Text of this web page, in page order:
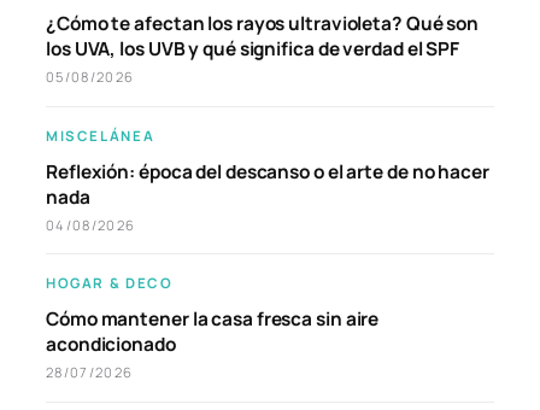
¿Cómo te afectan los rayos ultravioleta? Qué son
los UVA, los UVB y qué significa de verdad el SPF
05/08/2026
MISCELÁNEA
Reflexión: época del descanso o el arte de no hacer
nada
04/08/2026
HOGAR & DECO
Cómo mantener la casa fresca sin aire
acondicionado
28/07/2026